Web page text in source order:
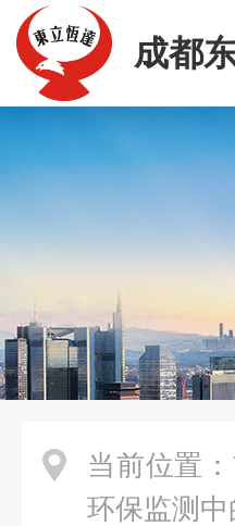
成都
当前位置：
环保监测中